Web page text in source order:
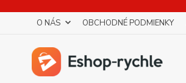
O NÁS OBCHODNÉ PODMIENKY